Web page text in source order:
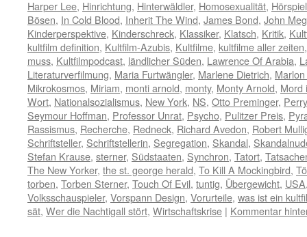
Harper Lee, Hinrichtung, Hinterwäldler, Homosexualität, Hörspiel
Bösen, In Cold Blood, Inherit The Wind, James Bond, John
Kinderperspektive, Kinderschreck, Klassiker, Klatsch, Kritik,
kultfilm definition, Kultfilm-Azubis, Kultfilme, kultfilme aller zeiten
muss, Kultfilmpodcast, ländlicher Süden, Lawrence Of Arabia,
Literaturverfilmung, Maria Furtwängler, Marlene Dietrich,
Mikrokosmos, Miriam, monti arnold, monty, Monty Arnold, Mord
Wort, Nationalsozialismus, New York, NS, Otto Preminger,
Seymour Hoffman, Professor Unrat, Psycho, Pulitzer Preis,
Rassismus, Recherche, Redneck, Richard Avedon, Robert
Schriftsteller, Schriftstellerin, Segregation, Skandal,
Stefan Krause, sterner, Südstaaten, Synchron, Tatort,
The New Yorker, the st. george herald, To Kill A Mockingbird,
torben, Torben Sterner, Touch Of Evil, tuntig, Übergewicht, USA
Volksschauspieler, Vorspann Design, Vorurteile, was ist ein
sät, Wer die Nachtigall stört, Wirtschaftskrise | Kommentar